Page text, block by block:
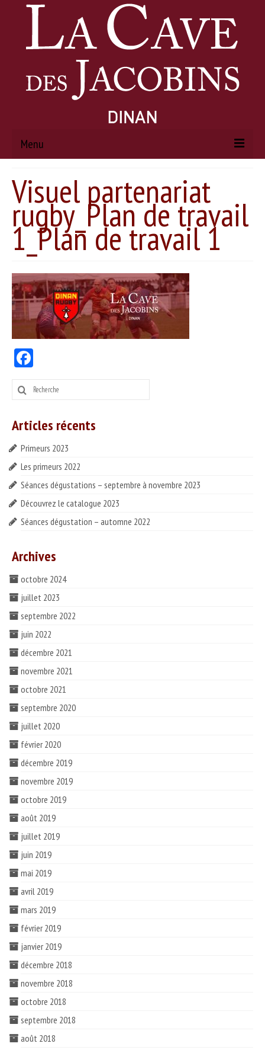
Menu
À PROPOS
Histoire
Actualités
PRODUITS
Nos vins
Nos bières & cidres
SERVICES
DÉGUSTER
Séances dégustation
Nos partenaires
Idées recettes
CONTACT
Catalogue pro cadeaux fin d’année
Visuel partenariat
rugby_Plan de travail
1_Plan de travail 1
Rechercher
:
Articles récents
Primeurs 2023
Les primeurs 2022
Séances dégustations – septembre à novembre 2023
Découvrez le catalogue 2023
Séances dégustation – automne 2022
Archives
octobre 2024
juillet 2023
septembre 2022
juin 2022
décembre 2021
novembre 2021
octobre 2021
septembre 2020
juillet 2020
février 2020
décembre 2019
novembre 2019
octobre 2019
août 2019
juillet 2019
juin 2019
mai 2019
avril 2019
mars 2019
février 2019
janvier 2019
décembre 2018
novembre 2018
octobre 2018
septembre 2018
août 2018